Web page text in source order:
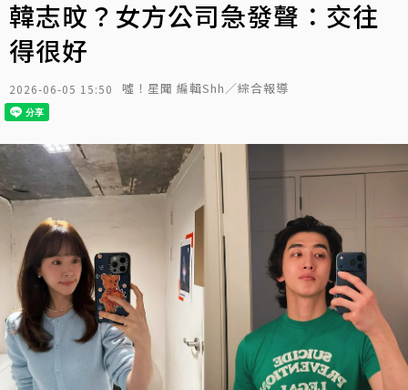
韓志旼？女方公司急發聲：交往
得很好
2026-06-05 15:50 噓！星聞 編輯Shh／綜合報導